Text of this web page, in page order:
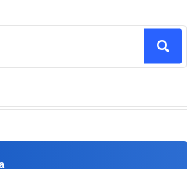
for results.